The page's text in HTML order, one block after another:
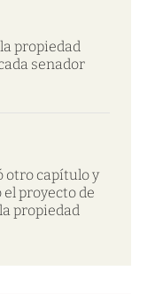
propiedad
senador
otro capítulo y
el proyecto de
propiedad